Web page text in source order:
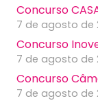
Concurso
7 de agosto de
Concurso
7 de agosto de
Concurso
7 de agosto de